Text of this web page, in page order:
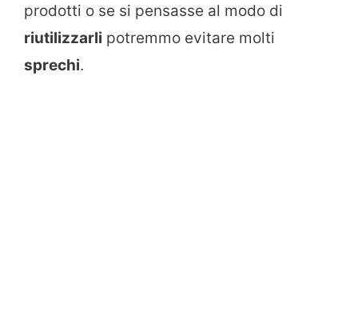
prodotti o se si pensasse al modo di
riutilizzarli potremmo evitare molti
sprechi.